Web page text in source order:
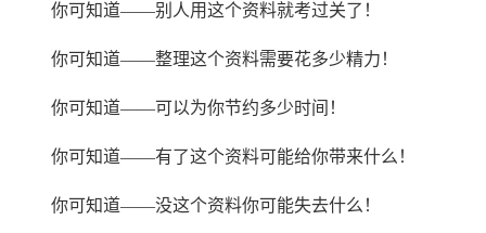
你可知道——别人用这个资料就考过关了！
你可知道——整理这个资料需要花多少精力 ！
你可知道——可以为你节约多少时间！
你可知道——有了这个资料可能给你带来什么！
你可知道——没这个资料你可能失去什么 ！